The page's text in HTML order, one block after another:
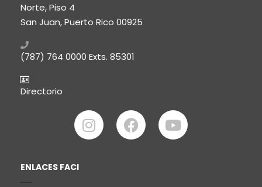
Norte, Piso 4
San Juan, Puerto Rico 00925
(787) 764 0000 Exts. 85301
Directorio
ENLACES FACI